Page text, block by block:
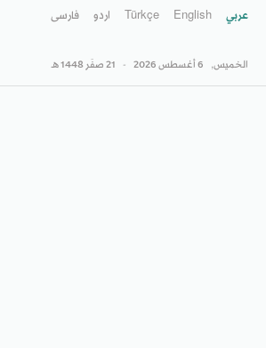
عربي English
Türkçe اردو فارسى
الخميس, 6 أغسطس 2026 - 21 صفَر 1448 هـ